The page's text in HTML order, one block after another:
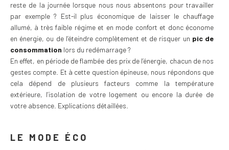
reste de la journée lorsque nous nous absentons pour travailler
par exemple ? Est-il plus économique de laisser le chauffage
allumé, à très faible régime et en mode confort et donc économe
en énergie, ou de l’éteindre complètement et de risquer un pic de
consommation lors du redémarrage ?
En effet, en période de flambée des prix de l’énergie, chacun de nos
gestes compte. Et à cette question épineuse, nous répondons que
cela dépend de plusieurs facteurs comme la température
extérieure, l’isolation de votre logement ou encore la durée de
votre absence. Explications détaillées.
LE MODE ÉCO